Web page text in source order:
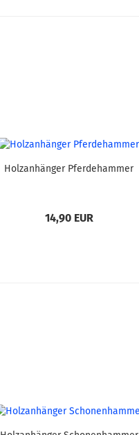
Holzanhänger Pferdehammer
14,90 EUR